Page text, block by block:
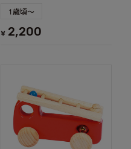
1歳頃～
¥ 2,200